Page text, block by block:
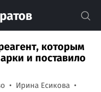
которым
и поставило
Ирина Есикова